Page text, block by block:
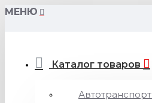
МЕНЮ
Каталог товаров
Автотранспорт